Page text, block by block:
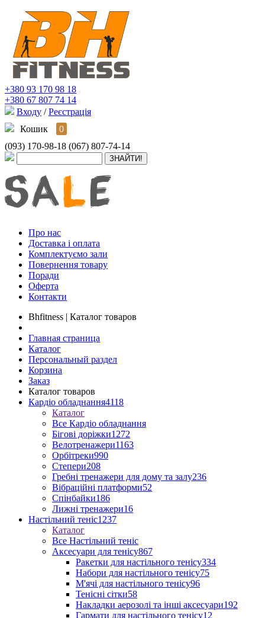
+380 93 170 98 18
+380 67 807 74 14
Входу / Реєстрація
Кошик
0
(093) 170-98-18 (067) 807-74-14
Про нас
Доставка і оплата
Комплектуємо зали
Повернення товару
Поради
Оферта
Контакти
Bhfitness | Каталог товаров
Главная страница
Каталог
Персональный раздел
Корзина
Заказ
Каталог товаров
Кардіо обладнання4118
Каталог
Все Кардіо обладнання
Бігові доріжки1272
Велотренажери1163
Орбітреки990
Степери208
Гребні тренажери для дому та залу236
Вібраційні платформи52
Спінбайки186
Лижні тренажери16
Настільний теніс1237
Каталог
Все Настільний теніс
Аксесуари для тенісу867
Ракетки для настільного тенісу334
Набори для настільного тенісу75
М'ячі для настільного тенісу96
Тенісні сітки58
Накладки аерозолі та інші аксесуари192
Гармати для настільного тенісу12